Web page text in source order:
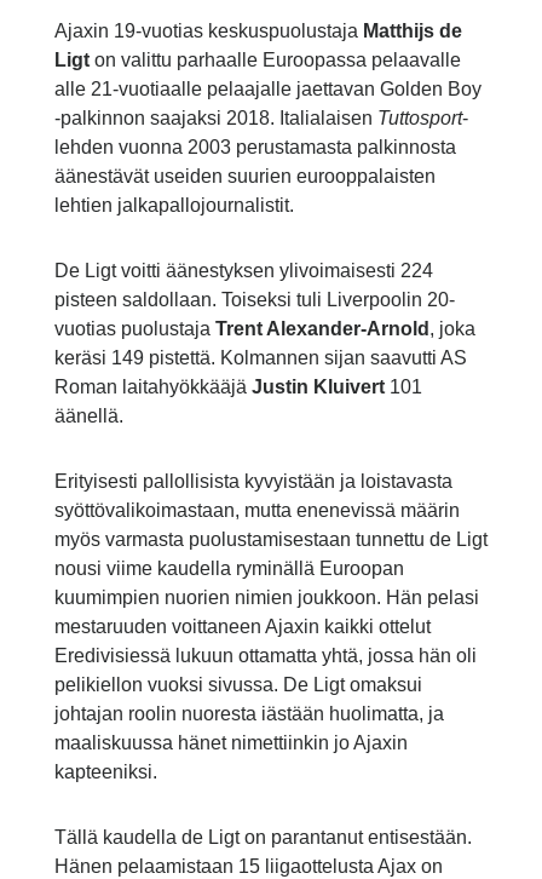
Ajaxin 19-vuotias keskuspuolustaja Matthijs de
Ligton valittu parhaalle Euroopassa pelaavalle
alle 21-vuotiaalle pelaajalle jaettavan Golden Boy
-palkinnon saajaksi 2018. Italialaisen Tuttosport-
lehden vuonna 2003 perustamasta palkinnosta
äänestävät useiden suurien eurooppalaisten
lehtien jalkapallojournalistit.
De Ligt voitti äänestyksen ylivoimaisesti 224
pisteen saldollaan. Toiseksi tuli Liverpoolin 20-
vuotias puolustaja Trent Alexander-Arnold , joka
keräsi 149 pistettä. Kolmannen sijan saavutti AS
Roman laitahyökkääjä Justin Kluivert101
äänellä.
Erityisesti pallollisista kyvyistään ja loistavasta
syöttövalikoimastaan, mutta enenevissä määrin
myös varmasta puolustamisestaan tunnettu de Ligt
nousi viime kaudella ryminällä Euroopan
kuumimpien nuorien nimien joukkoon. Hän pelasi
mestaruuden voittaneen Ajaxin kaikki ottelut
Eredivisiessä lukuun ottamatta yhtä, jossa hän oli
pelikiellon vuoksi sivussa. De Ligt omaksui
johtajan roolin nuoresta iästään huolimatta, ja
maaliskuussa hänet nimettiinkin jo Ajaxin
kapteeniksi.
Tällä kaudella de Ligt on parantanut entisestään.
Hänen pelaamistaan 15 liigaottelusta Ajax on